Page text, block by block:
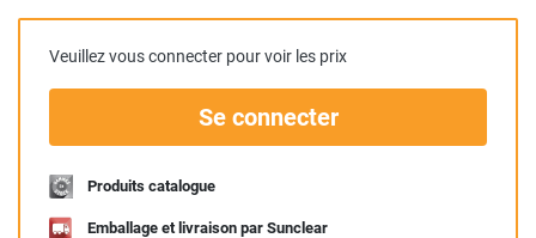
Veuillez vous connecter pour voir les prix
Se connecter
Produits catalogue
Emballage et livraison par Sunclear